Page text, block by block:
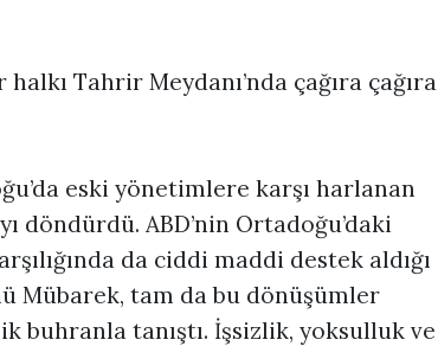
halkı Tahrir Meydanı’nda çağıra çağıra
eski yönetimlere karşı harlanan
döndürdü. ABD’nin Ortadoğu’daki
da ciddi maddi destek aldığı
Mübarek, tam da bu dönüşümler
buhranla tanıştı. İşsizlik, yoksulluk ve